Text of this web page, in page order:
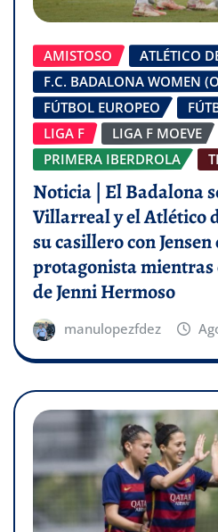
AMISTOSO
ATLÉTICO
F.C. BADALONA WOMEN
FÚTBOL EUROPEO
LIGA F
LIGA F MOEVE
PRIMERA IBERDROLA
Noticia | El Badalona
Villarreal y el Atlético
su casillero con Jensen
protagonista mientras
de Jenni Hermoso
manulopezfdez